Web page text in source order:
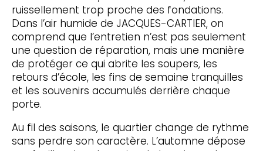
ruissellement trop proche des fondations.
Dans l’air humide de JACQUES-CARTIER, on
comprend que l’entretien n’est pas seulement
une question de réparation, mais une manière
de protéger ce qui abrite les soupers, les
retours d’école, les fins de semaine tranquilles
et les souvenirs accumulés derrière chaque
porte.
Au fil des saisons, le quartier change de rythme
sans perdre son caractère. L’automne dépose